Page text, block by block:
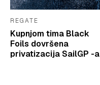
REGATE
Kupnjom tima Black
Foils dovršena
privatizacija SailGP -a